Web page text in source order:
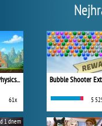
One Shot Tower: Physics Destroyer
61x
1 dnem
Bubble Shooter
5